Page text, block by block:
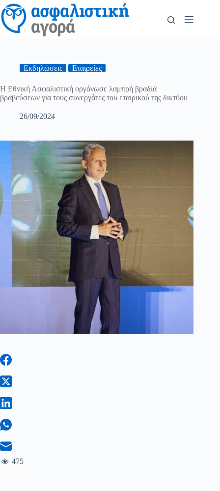
Εκδηλώσεις Εταιρείες
Η Εθνική Ασφαλιστική οργάνωσε λαμπρή βραδιά
βραβεύσεων για τους συνεργάτες του εταιρικού της δικτύου
26/09/2024
475